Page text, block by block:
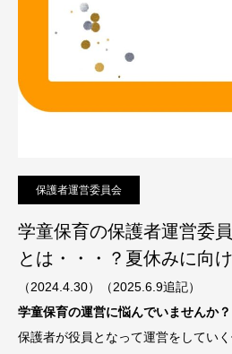
保護者運営委員会
学童保育の保護者運営委
とは・・・？夏休みに向け
（2024.4.30）（2025.6.9追記）
学童保育の運営に悩んでいませんか？
保護者が役員となって運営をしてい